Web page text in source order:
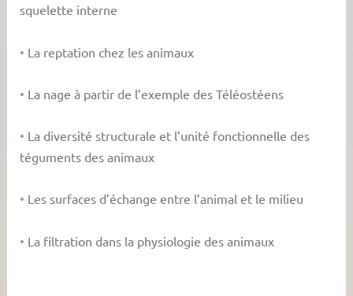
squelette interne
• La reptation chez les animaux
• La nage à partir de l’exemple des Téléostéens
• La diversité structurale et l’unité fonctionnelle des
téguments des animaux
• Les surfaces d’échange entre l’animal et le milieu
• La filtration dans la physiologie des animaux